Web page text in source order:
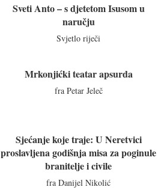
Sveti Anto – s djetetom Isusom u
naručju
Svjetlo riječi
Mrkonjićki teatar apsurda
fra Petar Jeleč
Sjećanje koje traje: U Neretvici
proslavljena godišnja misa za poginule
branitelje i civile
fra Danijel Nikolić